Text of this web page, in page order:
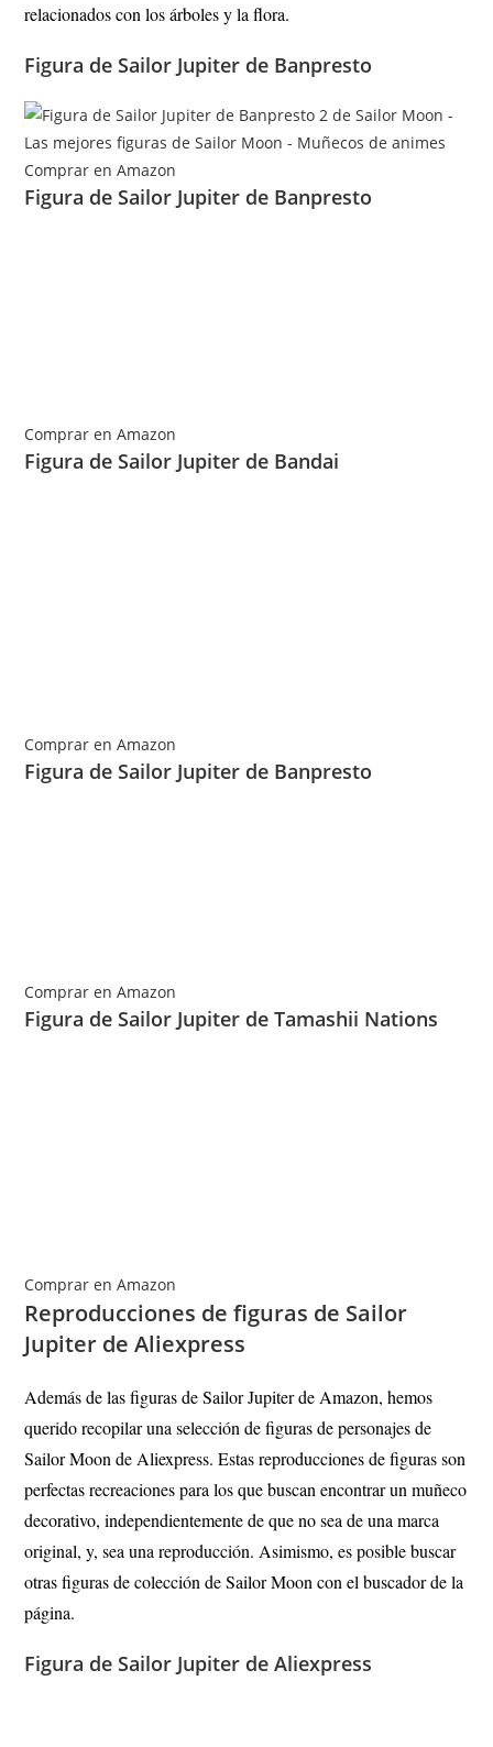
relacionados con los árboles y la flora.
Figura de Sailor Jupiter de Banpresto
Comprar en Amazon
Figura de Sailor Jupiter de Banpresto
Comprar en Amazon
Figura de Sailor Jupiter de Bandai
Comprar en Amazon
Figura de Sailor Jupiter de Banpresto
Comprar en Amazon
Figura de Sailor Jupiter de Tamashii Nations
Comprar en Amazon
Reproducciones de figuras de Sailor
Jupiter de Aliexpress
Además de las figuras de Sailor Jupiter de Amazon, hemos
querido recopilar una selección de figuras de personajes de
Sailor Moon de Aliexpress. Estas reproducciones de figuras son
perfectas recreaciones para los que buscan encontrar un muñeco
decorativo, independientemente de que no sea de una marca
original, y, sea una reproducción. Asimismo, es posible buscar
otras figuras de colección de Sailor Moon con el buscador de la
página.
Figura de Sailor Jupiter de Aliexpress